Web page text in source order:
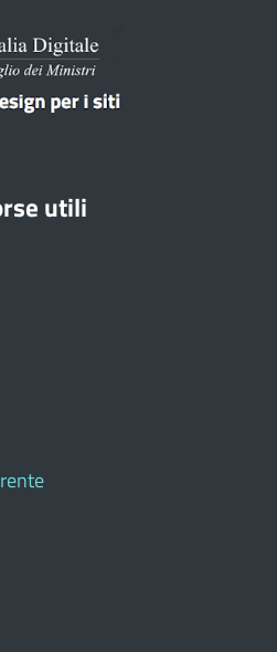
utili